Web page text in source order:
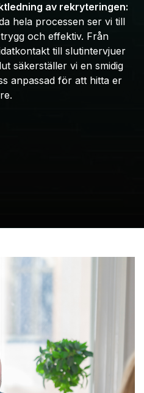
av rekryteringen:
hela processen ser vi till
och effektiv. Från
till slutintervjuer
säkerställer vi en smidig
anpassad för att hitta er